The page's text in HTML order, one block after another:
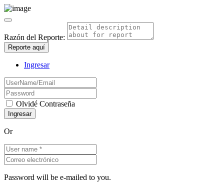
Razón del Reporte:
Reporte aquí
Ingresar
Olvidé Contraseña
Or
Password will be e-mailed to you.